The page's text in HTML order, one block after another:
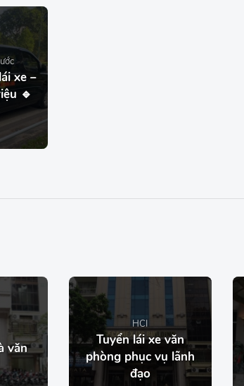
xe –
🔹
văn
HCI
Tuyển lái xe văn
phòng phục vụ lãnh
đạo